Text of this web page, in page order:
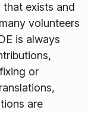
exists and
volunteers
is always
or
are